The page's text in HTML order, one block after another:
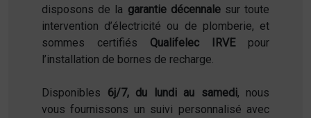
disposons de la garantie décennalesur toute
intervention d’électricité ou de plomberie, et
sommes certifiés Qualifelec IRVEpour
l’installation de bornes de recharge.
Disponibles 6j/7, du lundi au samedi, nous
vous fournissons un suivi personnalisé avec